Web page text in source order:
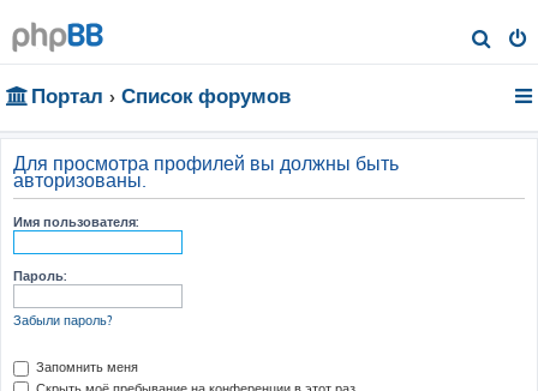
о
Портал Список форумов
Для просмотра профилей вы должны быть
авторизованы.
Имя пользователя:
Пароль:
Забыли пароль?
Запомнить меня